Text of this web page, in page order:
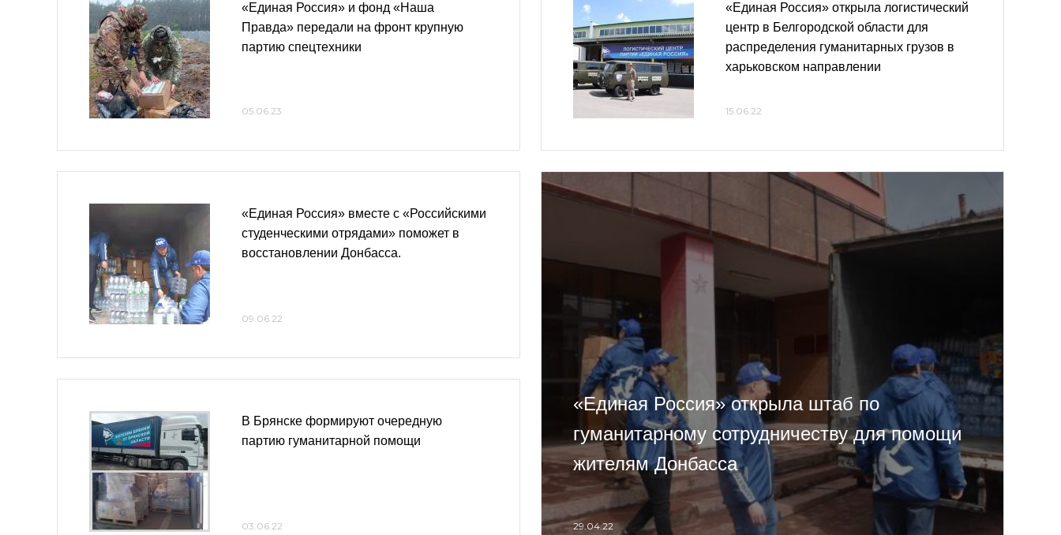
«Единая Россия» и фонд «Наша
Правда» передали на фронт крупную
партию спецтехники
05.06.23
«Единая Россия» открыла логистический
центр в Белгородской области для
распределения гуманитарных грузов в
харьковском направлении
15.06.22
«Единая Россия» вместе с «Российскими
студенческими отрядами» поможет в
восстановлении Донбасса.
09.06.22
В Брянске формируют очередную
партию гуманитарной помощи
03.06.22
«Единая Россия» открыла штаб по
гуманитарному сотрудничеству для помощи
жителям Донбасса
29.04.22